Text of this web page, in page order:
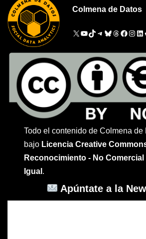
Colmena de Datos
Todo el contenido de Colmena de
bajo Licencia Creative
Reconocimiento - No
Igual .
Apúntate a la